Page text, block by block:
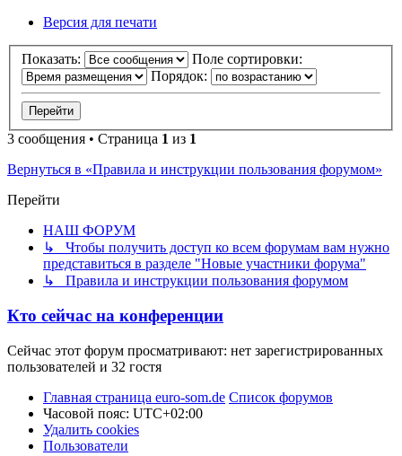
Версия для печати
Показать:
Поле сортировки:
Порядок:
3 сообщения • Страница 1 из 1
Вернуться в «Правила и инструкции пользования форумом»
Перейти
НАШ ФОРУМ
↳ Чтобы получить доступ ко всем форумам вам нужно
представиться в разделе "Новые участники форума"
↳ Правила и инструкции пользования форумом
Кто сейчас на конференции
Сейчас этот форум просматривают: нет зарегистрированных
пользователей и 32 гостя
Главная страница euro-som.de Список форумов
Часовой пояс: UTC+02:00
Удалить cookies
Пользователи